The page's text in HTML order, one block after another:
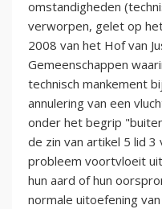
omstandigheden
verworpen, gelet op
2008 van het Hof van
Gemeenschappen
technisch mankement
annulering van een
onder het begrip
de zin van artikel 5 lid
probleem voortvloeit
hun aard of hun
normale uitoefening